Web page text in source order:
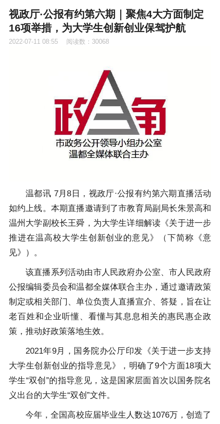
视政厅·公报有约第六期｜聚焦4大方面制定
16项举措，为大学生创新创业保驾护航
2022-07-11 08:55阅读数：30068
温都讯 7月8日，视政厅·公报有约第六期直播活动
如约上线。本期直播邀请到了市教育局副局长朱景高和
温州大学副校长王舜，为大学生详细解读《关于进一步
推进在温高校大学生创新创业的意见》（下简称《意
见》）。
该直播系列活动由市人民政府办公室、市人民政府
公报编辑委员会和温都全媒体联合主办，通过邀请政策
制定或相关部门、单位负责人直播宣介、答疑，旨在让
老百姓和企业听懂、看懂与其息息相关的惠民惠企政
策，推动好政策落地生效。
2021年9月，国务院办公厅印发《关于进一步支持
大学生创新创业的指导意见》，明确了9个方面18项大
学生“双创”的指导意见，这是国家层面首次以国务院名
义出台的大学生“双创”文件。
今年，全国高校应届毕业生人数达1076万，创造了